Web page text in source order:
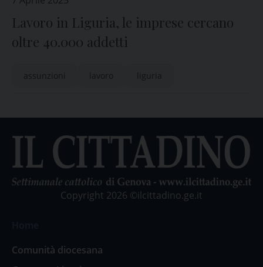
Lavoro in Liguria, le imprese cercano
oltre 40.000 addetti
assunzioni lavoro liguria
Copyright 2026 ©ilcittadino.ge.it
Comunità diocesana